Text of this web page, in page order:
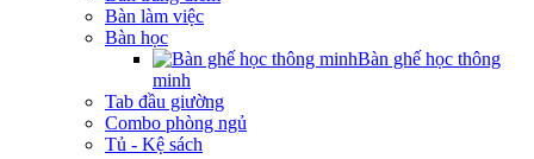
Bàn làm việc
Bàn học
Bàn ghế học thông
minh
Tab đầu giường
Combo phòng ngủ
Tủ - Kệ sách